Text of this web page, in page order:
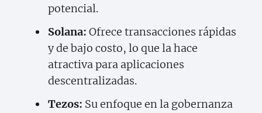
potencial.
Solana: Ofrece transacciones rápidas
y de bajo costo, lo que la hace
atractiva para aplicaciones
descentralizadas.
Tezos: Su enfoque en la gobernanza